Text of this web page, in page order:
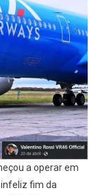
a operar em
infeliz fim da